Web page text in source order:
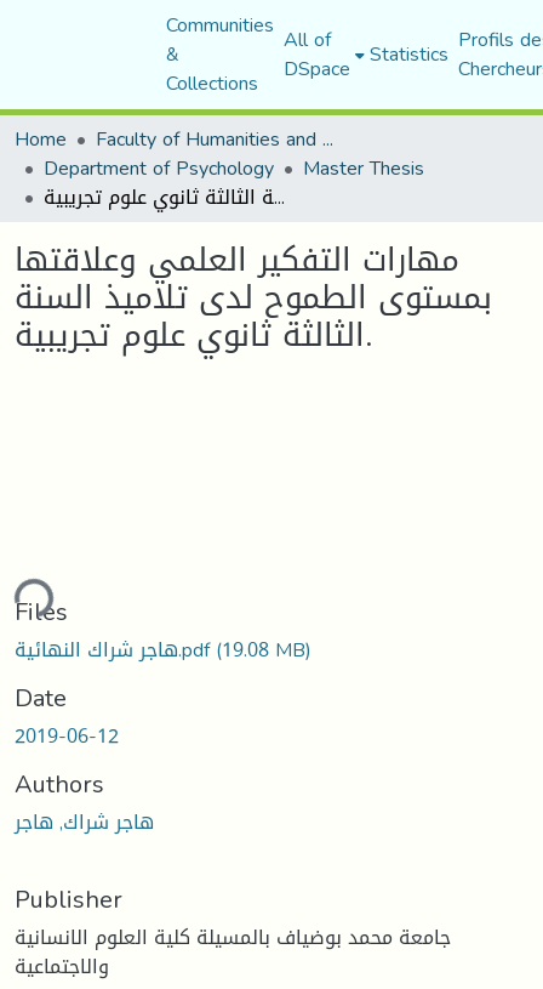
Communities
&
Collections
All of
DSpace Statistics Profils
Home
Faculty of Humanities and Social Sciences
Department of Psychology Master Thesis
مهارات التفكير العلمي وعلاقتها بمستوى الطموح لدى تلاميذ السنة الثالثة ثانوي علوم تجريبية.
مهارات التفكير العلمي وعلاقتها
بمستوى الطموح لدى تلاميذ السنة
الثالثة ثانوي علوم تجريبية.
Files
هاجر شراك النهائية.pdf(19.08 MB)
Date
2019-06-12
Authors
هاجر شراك, هاجر
Publisher
جامعة محمد بوضياف بالمسيلة كلية العلوم الانسانية
والاجتماعية